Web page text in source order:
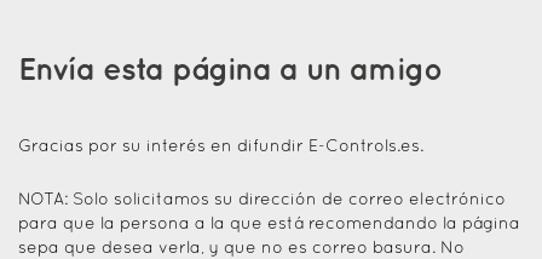
top
Envía esta página a un amigo
Gracias por su interés en difundir E-Controls.es.
NOTA: Solo solicitamos su dirección de correo electrónico
para que la persona a la que está recomendando la página
sepa que desea verla, y que no es correo basura. No